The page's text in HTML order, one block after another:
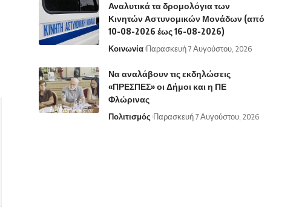
Αναλυτικά τα δρομολόγια των
Κινητών Αστυνομικών Μονάδων (από
10-08-2026 έως 16-08-2026)
Κοινωνία Παρασκευή 7 Αυγούστου, 2026
Να αναλάβουν τις εκδηλώσεις
«ΠΡΕΣΠΕΣ» οι Δήμοι και η ΠΕ
Φλώρινας
Πολιτισμός Παρασκευή 7 Αυγούστου, 2026